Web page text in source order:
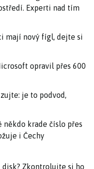
Experti nad tím
mají nový fígl, dejte si
opravil přes 600
je to podvod,
někdo krade číslo přes
i Čechy
disk? Zkontrolujte si ho